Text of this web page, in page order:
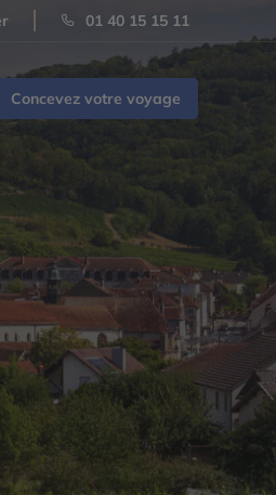
01 40 15 15 11
Concevez votre voyage